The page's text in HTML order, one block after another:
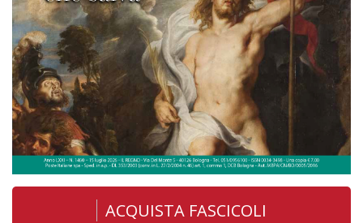
ACQUISTA FASCICOLI